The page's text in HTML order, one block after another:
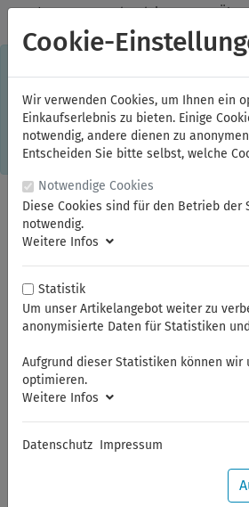
✓Jeden Monat starke Aktionen ✓
Kostenlose Lieferung im Inland ab
Einkaufserlebnis. Dabei werden
Informationen oder die
gespeichert. Ohne Cookies ist der
Online-Shops eingeschränkt. Sind Sie
einverstanden, klicken Sie bitte hier.
Sehr geehrte
Ihre Bestellungen in diesem
Cookie-
Wir verwenden Cookies, um Ihnen ein
Einkaufserlebnis zu bieten. Einige
notwendig, andere dienen zu
Entscheiden Sie bitte selbst, welche
Notwendige Cookies
Diese Cookies sind für den Betrieb der
notwendig.
Weitere Infos
Statistik
Um unser Artikelangebot weiter zu
anonymisierte Daten für Statistiken
Aufgrund dieser Statistiken können wir
optimieren.
Weitere Infos
Datenschutz Impressum